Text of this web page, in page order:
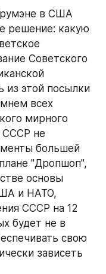
в США
решение: какую
Советского
из этой посылки
всех
мирного
СССР не
большей
"Дропшоп",
основы
и НАТО,
СССР на 12
будет не в
свою
зависеть